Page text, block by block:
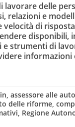
lavorare delle
relazioni e
di
disponibili,
e strumenti di
informazioni
assessore alle
delle riforme,
Regione